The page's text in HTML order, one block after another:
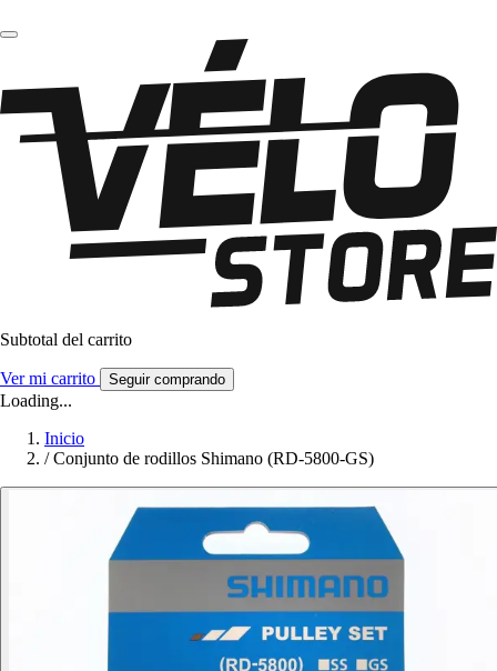
Subtotal del carrito
Ver mi carrito Seguir comprando
Loading...
Inicio
/ Conjunto de rodillos Shimano (RD-5800-GS)